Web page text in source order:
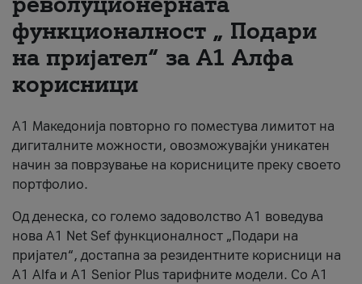
За нас
#ПодобарОнлајн
функционалност „ Подари
на пријател“ за А1 Алфа
корисници
А1 Македонија повторно го поместува лимитот на
дигиталните можности, овозможувајќи уникатен
начин за поврзување на корисниците преку своето
портфолио.
Од денеска, со големо задоволство А1 воведува
нова A1 Net Sef функционалност „Подари на
пријател“, достапна за резидентните корисници на
А1 Alfa и A1 Senior Plus тарифните модели. Со A1